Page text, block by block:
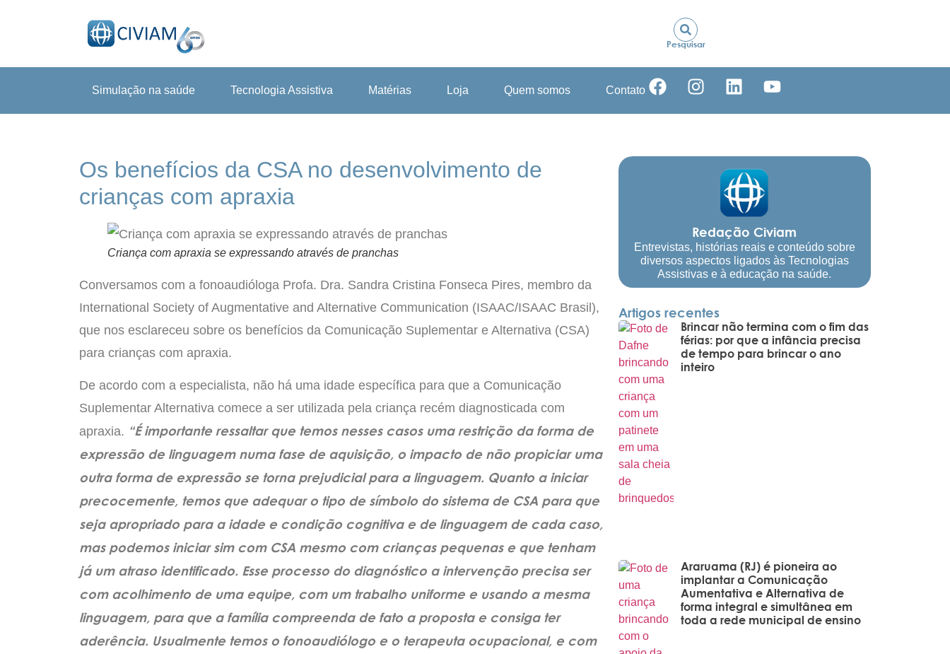
Pesquisar
Simulação na saúde Tecnologia Assistiva Matérias Loja Quem somos Contato
Os benefícios da CSA no desenvolvimento de
crianças com apraxia
Criança com apraxia se expressando através de pranchas
Conversamos com a fonoaudióloga Profa. Dra. Sandra Cristina Fonseca Pires, membro da
International Society of Augmentative and Alternative Communication (ISAAC/ISAAC Brasil),
que nos esclareceu sobre os benefícios da Comunicação Suplementar e Alternativa (CSA)
para crianças com apraxia.
De acordo com a especialista, não há uma idade específica para que a Comunicação
Suplementar Alternativa comece a ser utilizada pela criança recém diagnosticada com
apraxia. “É importante ressaltar que temos nesses casos uma restrição da forma de
expressão de linguagem numa fase de aquisição, o impacto de não propiciar uma
outra forma de expressão se torna prejudicial para a linguagem. Quanto a iniciar
precocemente, temos que adequar o tipo de símbolo do sistema de CSA para que
seja apropriado para a idade e condição cognitiva e de linguagem de cada caso,
mas podemos iniciar sim com CSA mesmo com crianças pequenas e que tenham
já um atraso identificado. Esse processo do diagnóstico a intervenção precisa ser
com acolhimento de uma equipe, com um trabalho uniforme e usando a mesma
linguagem, para que a família compreenda de fato a proposta e consiga ter
aderência. Usualmente temos o fonoaudiólogo e o terapeuta ocupacional, e com
Redação Civiam
Entrevistas, histórias reais e conteúdo sobre
diversos aspectos ligados às Tecnologias
Assistivas e à educação na saúde.
Artigos recentes
Brincar não termina com o fim das
férias: por que a infância precisa
de tempo para brincar o ano
inteiro
Araruama (RJ) é pioneira ao
implantar a Comunicação
Aumentativa e Alternativa de
forma integral e simultânea em
toda a rede municipal de ensino